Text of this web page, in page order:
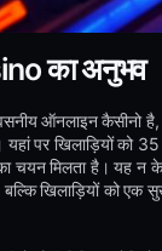
का अनुभव
ऑनलाइन कैसीनो है,
पर खिलाड़ियों को
मिलता है। यह न
बल्कि खिलाड़ियों को